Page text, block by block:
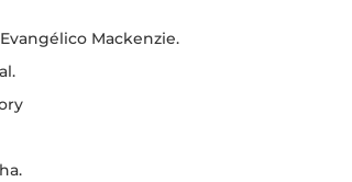
Mackenzie.